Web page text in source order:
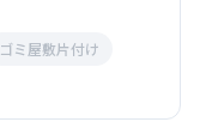
ゴミ屋敷片付け